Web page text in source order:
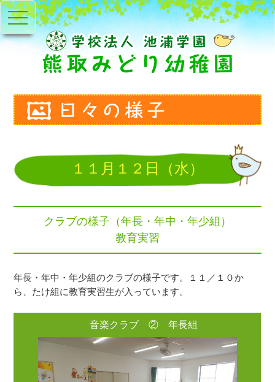
toggle
navigation
１１月１２日（水）
クラブの様子（年長・年中・年少組）
教育実習
年長・年中・年少組のクラブの様子です。１１／１０か
ら、たけ組に教育実習生が入っています。
音楽クラブ ② 年長組